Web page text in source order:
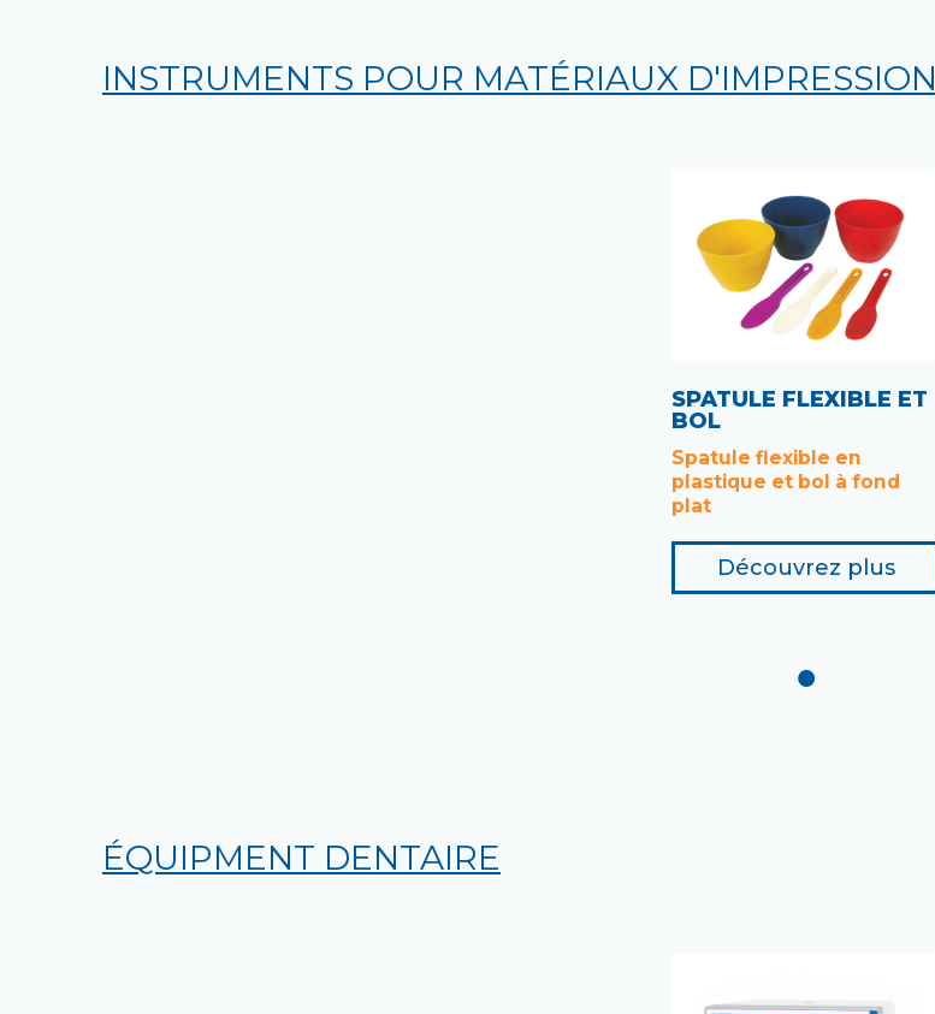
INSTRUMENTS POUR MATÉRIAUX D'IMPRESSION
SPATULE FLEXIBLE ET
BOL
Spatule flexible en
plastique et bol à fond
plat
Découvrez plus
ÉQUIPMENT DENTAIRE